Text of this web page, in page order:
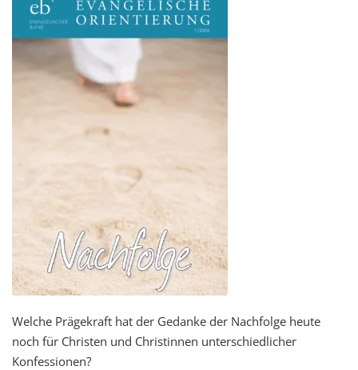
Welche Prägekraft hat der Gedanke der Nachfolge heute
noch für Christen und Christinnen unterschiedlicher
Konfessionen?